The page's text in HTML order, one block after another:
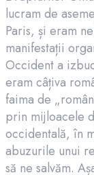
lucram de
Paris, și eram
manifestații
Occident a
eram câțiva
faima de
prin mijloacele
occidentală, în
abuzurile unui
să ne salvăm.